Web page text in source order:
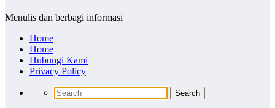
Menulis dan berbagi informasi
Home
Home
Hubungi Kami
Privacy Policy